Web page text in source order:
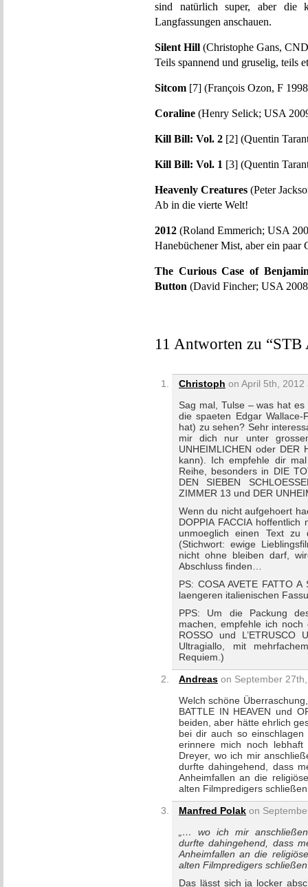
sind natürlich super, aber
Langfassungen anschauen.
Silent Hill (Christophe Gans,
Teils spannend und gruselig, teils
Sitcom [7] (François Ozon, F
Coraline (Henry Selick; USA
Kill Bill: Vol. 2 [2] (Quentin
Kill Bill: Vol. 1 [3] (Quentin
Heavenly Creatures (Peter
Ab in die vierte Welt!
2012 (Roland Emmerich; USA
Hanebüchener Mist, aber ein paar
The Curious Case of
Button (David Fincher; USA
11 Antworten zu
Christoph on April 5th, 2012
Sag mal, Tulse – was hat
die spaeten Edgar
hat) zu sehen? Sehr
mir dich nur unter
UNHEIMLICHEN oder DER
kann). Ich empfehle dir
Reihe, besonders in DIE
DEN SIEBEN
ZIMMER 13 und DER
Wenn du nicht aufgehoert
DOPPIA FACCIA
unmoeglich einen Text zu
(Stichwort: ewige
nicht ohne bleiben darf,
Abschluss finden…
PS: COSA AVETE FATTO
laengeren italienischen
PPS: Um die Packung
machen, empfehle ich noch
ROSSO und L’ETRUSCO
Ultragiallo, mit
Requiem.)
Andreas on September
Welch schöne
BATTLE IN HEAVEN und
beiden, aber hätte ehrlich
bei dir auch so einschlagen
erinnere mich noch
Dreyer, wo ich mir
durfte dahingehend, dass
Anheimfallen an die
alten Filmpredigers
Manfred Polak on
„… wo ich mir
durfte dahingehend, dass
Anheimfallen an die
alten Filmpredigers schließen
Das lässt sich ja locker